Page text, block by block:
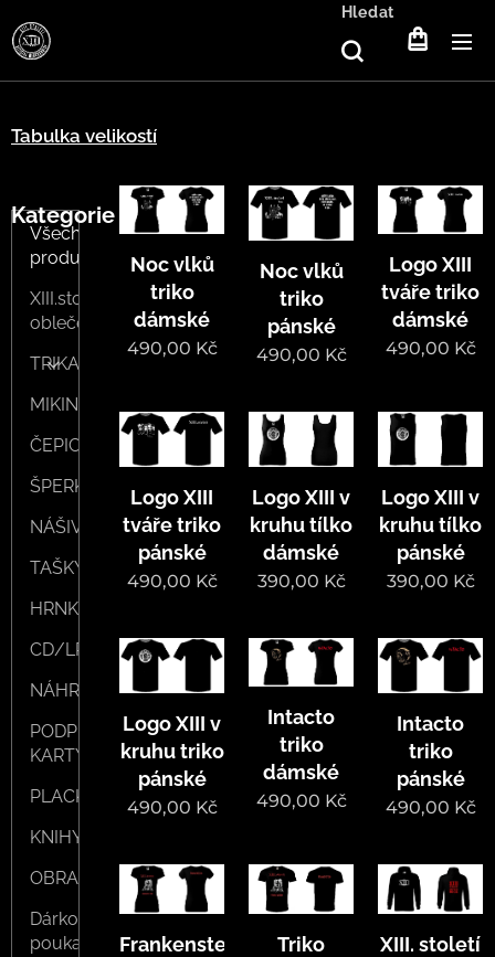
Hledat
Tabulka velikostí
Kategorie
Všechny
produkty
XIII.století
oblečení
TRIKA
MIKINY
ČEPICE
ŠPERKY/SVÍČKY/DOPLŇKY
NÁŠIVKY
TAŠKY/VAKY
HRNKY
CD/LP
NÁHRDELNÍKY
PODPISOVÉ
KARTY/POHLEDNICE
PLACKY/KLÍČENKY/SAMOLEPKY
KNIHY
OBRAZY
Dárkové
poukazy
Noc vlků
triko
dámské
490,00 Kč
Noc vlků
triko
pánské
490,00 Kč
Logo XIII
tváře triko
dámské
490,00 Kč
Logo XIII
tváře triko
pánské
490,00 Kč
Logo XIII v
kruhu tílko
dámské
390,00 Kč
Logo XIII v
kruhu tílko
pánské
390,00 Kč
Logo XIII v
kruhu triko
pánské
490,00 Kč
Intacto
triko
dámské
490,00 Kč
Intacto
triko
pánské
490,00 Kč
Frankenstein
Triko
XIII. století